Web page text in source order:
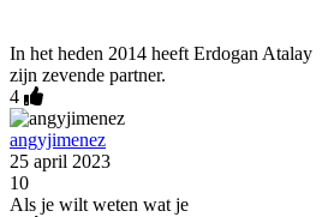
In het heden 2014 heeft Erdogan Atalay
zijn zevende partner.
4
angyjimenez
25 april 2023
10
Als je wilt weten wat je